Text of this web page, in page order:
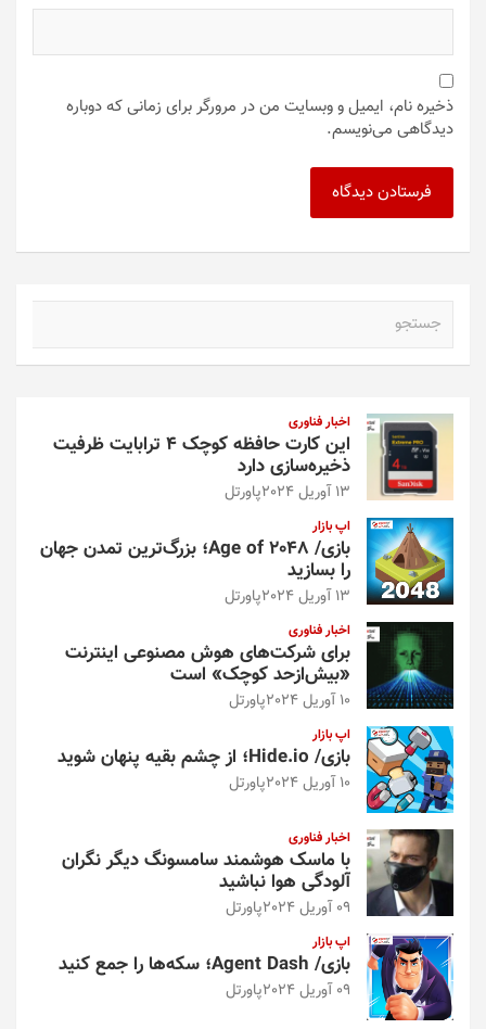
ذخیره نام، ایمیل و وبسایت من در مرورگر برای زمانی که دوباره
دیدگاهی می‌نویسم.
اخبار فناوری
این کارت حافظه کوچک ۴ ترابایت ظرفیت
ذخیره‌سازی دارد
13 آوریل 2024 پاورتل
اپ بازار
بازی/ Age of 2048؛ بزرگ‌ترین تمدن جهان
را بسازید
13 آوریل 2024 پاورتل
اخبار فناوری
برای شرکت‌های هوش مصنوعی اینترنت
«بیش‌از‌حد کوچک» است
10 آوریل 2024 پاورتل
اپ بازار
بازی/ Hide.io؛ از چشم بقیه پنهان شوید
10 آوریل 2024 پاورتل
اخبار فناوری
با ماسک هوشمند سامسونگ دیگر نگران
آلودگی هوا نباشید
09 آوریل 2024 پاورتل
اپ بازار
بازی/ Agent Dash؛ سکه‌ها را جمع کنید
09 آوریل 2024 پاورتل